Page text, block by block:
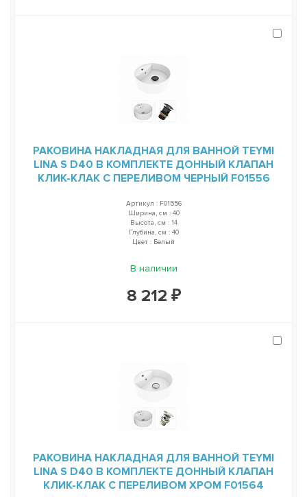
РАКОВИНА НАКЛАДНАЯ ДЛЯ ВАННОЙ TEYMI
LINA S D40 В КОМПЛЕКТЕ ДОННЫЙ КЛАПАН
КЛИК-КЛАК С ПЕРЕЛИВОМ ЧЕРНЫЙ F01556
Артикул : F01556
Ширина, см : 40
Высота, см : 14
Глубина, см : 40
Цвет : Белый
В наличии
8 212 ₽
РАКОВИНА НАКЛАДНАЯ ДЛЯ ВАННОЙ TEYMI
LINA S D40 В КОМПЛЕКТЕ ДОННЫЙ КЛАПАН
КЛИК-КЛАК С ПЕРЕЛИВОМ ХРОМ F01564